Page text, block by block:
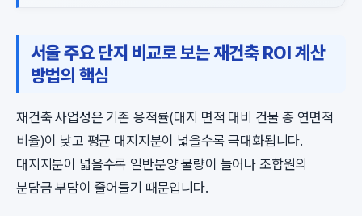
서울 주요 단지 비교로 보는 재건축 ROI 계산
방법의 핵심
재건축 사업성은 기존 용적률(대지 면적 대비 건물 총 연면적
비율)이 낮고 평균 대지지분이 넓을수록 극대화됩니다.
대지지분이 넓을수록 일반분양 물량이 늘어나 조합원의
분담금 부담이 줄어들기 때문입니다.